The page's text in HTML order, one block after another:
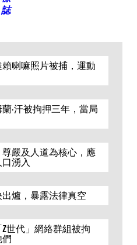
喇嘛照片被捕，運動
·汗被拘押三年，當局
嚴及人道為核心，應
湧入
爐，暴露法律真空
世代」網絡群組被拘